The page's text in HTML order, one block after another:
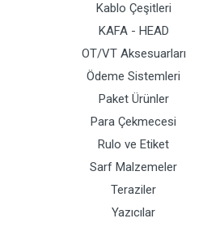
Kablo Çeşitleri
KAFA - HEAD
OT/VT Aksesuarları
Ödeme Sistemleri
Paket Ürünler
Para Çekmecesi
Rulo ve Etiket
Sarf Malzemeler
Teraziler
Yazıcılar